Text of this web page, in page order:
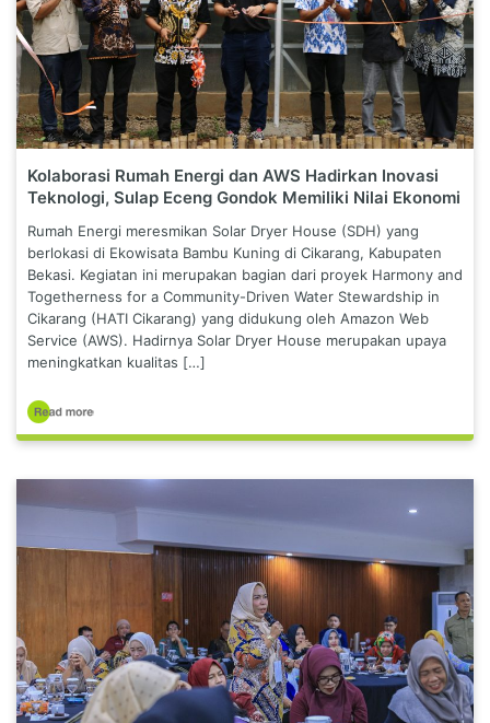
Kolaborasi Rumah Energi dan AWS Hadirkan Inovasi
Teknologi, Sulap Eceng Gondok Memiliki Nilai Ekonomi
Rumah Energi meresmikan Solar Dryer House (SDH) yang
berlokasi di Ekowisata Bambu Kuning di Cikarang, Kabupaten
Bekasi. Kegiatan ini merupakan bagian dari proyek Harmony and
Togetherness for a Community-Driven Water Stewardship in
Cikarang (HATI Cikarang) yang didukung oleh Amazon Web
Service (AWS). Hadirnya Solar Dryer House merupakan upaya
meningkatkan kualitas […]